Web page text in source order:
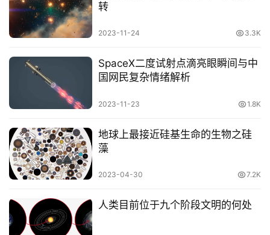
转
2023-11-24 3.3K
SpaceX二度试射点滴亮眼瞬间与中
国网民复杂情绪解析
2023-11-23 1.8K
地球上最接近硅基生命的生物之硅
藻
2023-04-30 7.2K
人类目前位于九个阶段文明的何处